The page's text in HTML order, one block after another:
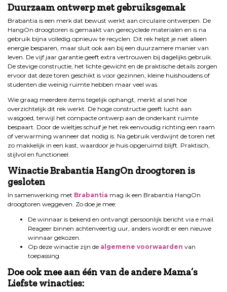
Duurzaam ontwerp met gebruiksgemak
Brabantia is een merk dat bewust werkt aan circulaire ontwerpen. De
HangOn droogtoren is gemaakt van gerecyclede materialen en is na
gebruik bijna volledig opnieuw te recyclen. Dit rek helpt je niet alleen
energie besparen, maar sluit ook aan bij een duurzamere manier van
leven. De vijf jaar garantie geeft extra vertrouwen bij dagelijks gebruik.
De stevige constructie, het lichte gewicht en de praktische details zorgen
ervoor dat deze toren geschikt is voor gezinnen, kleine huishoudens of
studenten die weinig ruimte hebben maar veel was.
Wie graag meerdere items tegelijk ophangt, merkt al snel hoe
overzichtelijk dit rek werkt. De hoge constructie geeft lucht aan
wasgoed, terwijl het compacte ontwerp aan de onderkant ruimte
bespaart. Door de wieltjes schuif je het rek eenvoudig richting een raam
of verwarming wanneer dat nodig is. Na gebruik verdwijnt de toren net
zo makkelijk in een kast, waardoor je huis opgeruimd blijft. Praktisch,
stijlvol en functioneel.
Winactie Brabantia HangOn droogtoren is
gesloten
In samenwerking met Brabantia mag ik een Brabantia HangOn
droogtoren weggeven. Zo doe je mee:
De winnaar is bekend en ontvangt persoonlijk bericht via e mail.
Reageer binnen achtenveertig uur, anders wordt er een nieuwe
winnaar gekozen.
Op deze winactie zijn de algemene voorwaarden van
toepassing.
Doe ook mee aan één van de andere Mama’s
Liefste winacties: